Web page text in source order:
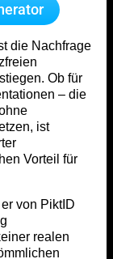
die Nachfrage
Ob für
– die
ist
Vorteil für
von PiktID
realen